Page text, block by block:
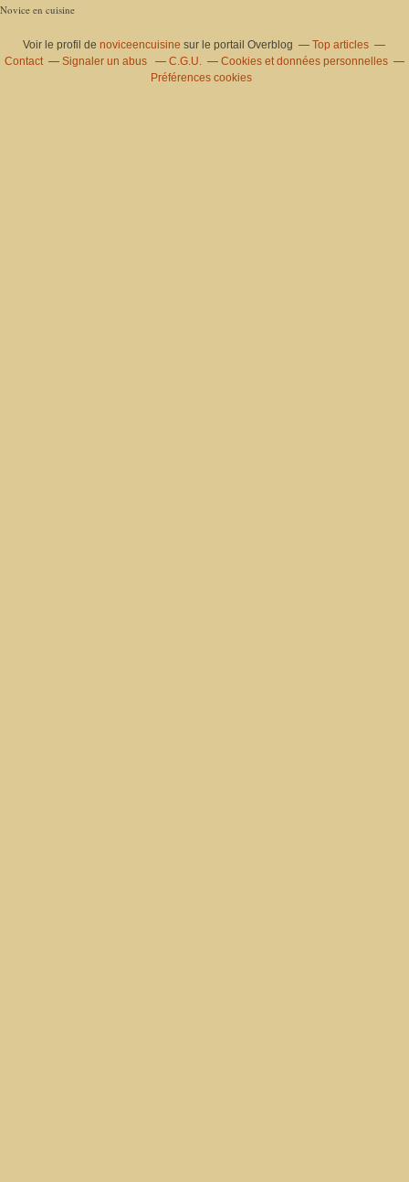
Novice en cuisine
Voir le profil denoviceencuisine sur le portail Overblog
Top articles
Contact
Signaler un abus C.G.U.
Cookies et données personnelles
Préférences cookies